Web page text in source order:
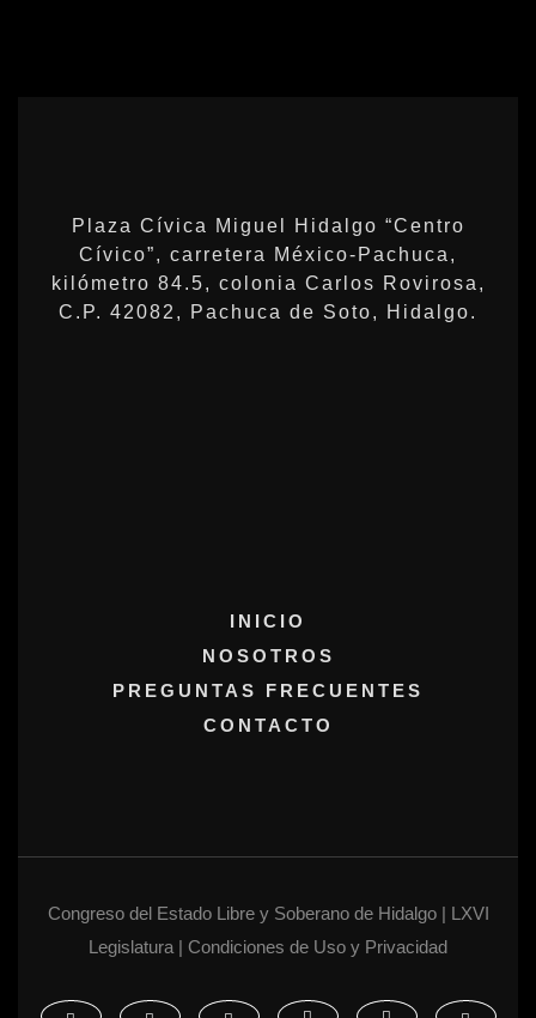
Plaza Cívica Miguel Hidalgo “Centro
Cívico”, carretera México-Pachuca,
kilómetro 84.5, colonia Carlos Rovirosa,
C.P. 42082, Pachuca de Soto, Hidalgo.
INICIO
NOSOTROS
PREGUNTAS FRECUENTES
CONTACTO
Congreso del Estado Libre y Soberano de Hidalgo | LXVI
Legislatura | Condiciones de Uso y Privacidad